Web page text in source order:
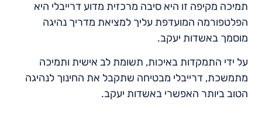
תמיכה מקיפה זו היא סיבה מרכזית מדוע דרייבלי היא
הפלטפורמה המועדפת עליך למציאת מדריך נהיגה
מוסמך באשדות יעקב.
על ידי התמקדות באיכות, תשומת לב אישית ותמיכה
מתמשכת, דרייבלי מבטיחה שתקבל את החינוך לנהיגה
הטוב ביותר האפשרי באשדות יעקב.